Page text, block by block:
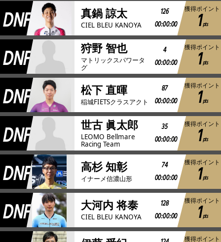
DNF 真鍋 諒太
CIEL BLEU KANOYA
126
00:00:00
獲得ポイント
1pts
DNF 狩野 智也
マトリックスパワータ
グ
4
00:00:00
獲得ポイント
1pts
DNF 松下 直暉
稲城FIETSクラスアクト
87
00:00:00
獲得ポイント
1pts
DNF 世古 眞太郎
LEOMO Bellmare
Racing Team
35
00:00:00
獲得ポイント
1pts
DNF 高杉 知彰
イナーメ信濃山形
74
00:00:00
獲得ポイント
1pts
DNF 大河内 将泰
CIEL BLEU KANOYA
128
00:00:00
獲得ポイント
1pts
獲得ポイント